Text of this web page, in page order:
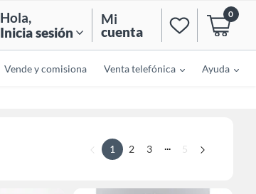
Hola,
Inicia sesión
Mi
cuenta
0
Vende y comisiona Venta telefónica Ayuda
1 2 3 ... 5